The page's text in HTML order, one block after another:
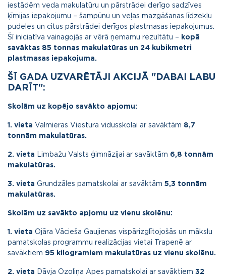
iestādēm veda makulatūru un pārstrādei derīgo sadzīves
ķīmijas iepakojumu – šampūnu un veļas mazgāšanas līdzekļu
pudeles un citus pārstrādei derīgos plastmasas iepakojumus.
Šī iniciatīva vainagojās ar vērā ņemamu rezultātu – kopā
savāktas 85 tonnas makulatūras un 24 kubikmetri
plastmasas iepakojuma.
ŠĪ GADA UZVARĒTĀJI AKCIJĀ "DABAI LABU
DARĪT":
Skolām uz kopējo savākto apjomu:
1. vieta Valmieras Viestura vidusskolai ar savāktām 8,7
tonnām makulatūras.
2. vieta Limbažu Valsts ģimnāzijai ar savāktām 6,8 tonnām
makulatūras.
3. vieta Grundzāles pamatskolai ar savāktām 5,3 tonnām
makulatūras.
Skolām uz savākto apjomu uz vienu skolēnu:
1. vieta Ojāra Vācieša Gaujienas vispārizglītojošās un mākslu
pamatskolas programmu realizācijas vietai Trapenē ar
savāktiem 95 kilogramiem makulatūras uz vienu skolēnu.
2. vieta Dāvja Ozoliņa Apes pamatskolai ar savāktiem 32